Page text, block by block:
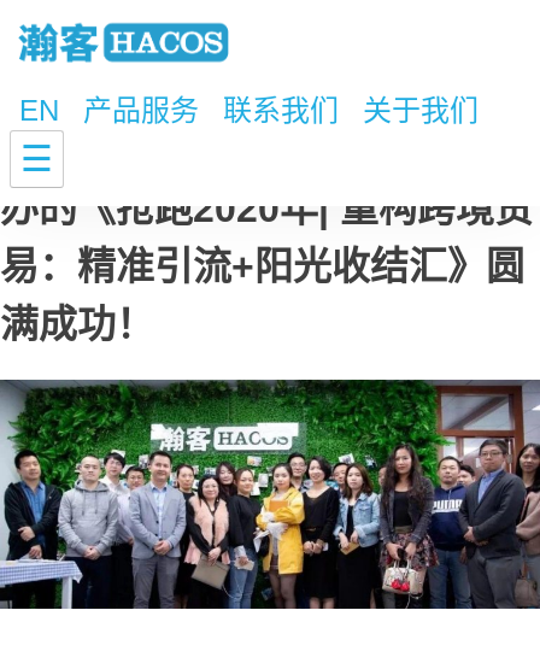
EN 产品服务 联系我们 关于我们
☰
瀚客商业联合阿里巴巴国际站举
办的《抢跑2020年| 重构跨境贸
易：精准引流+阳光收结汇》圆
满成功！